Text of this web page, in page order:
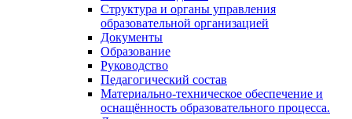
Структура и органы управления
образовательной организацией
Документы
Образование
Руководство
Педагогический состав
Материально-техническое обеспечение и
оснащённость образовательного процесса.